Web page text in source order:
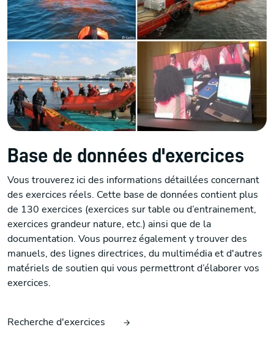
Base de données d'exercices
Vous trouverez ici des informations détaillées concernant
des exercices réels. Cette base de données contient plus
de 130 exercices (exercices sur table ou d’entrainement,
exercices grandeur nature, etc.) ainsi que de la
documentation. Vous pourrez également y trouver des
manuels, des lignes directrices, du multimédia et d'autres
matériels de soutien qui vous permettront d’élaborer vos
exercices.
Recherche d'exercices